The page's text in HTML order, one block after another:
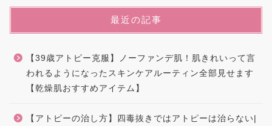
最近の記事
【39歳アトピー克服】ノーファンデ肌！肌きれいって言
われるようになったスキンケアルーティン全部見せます
【乾燥肌おすすめアイテム】
【アトピーの治し方】四毒抜きではアトピーは治らない|